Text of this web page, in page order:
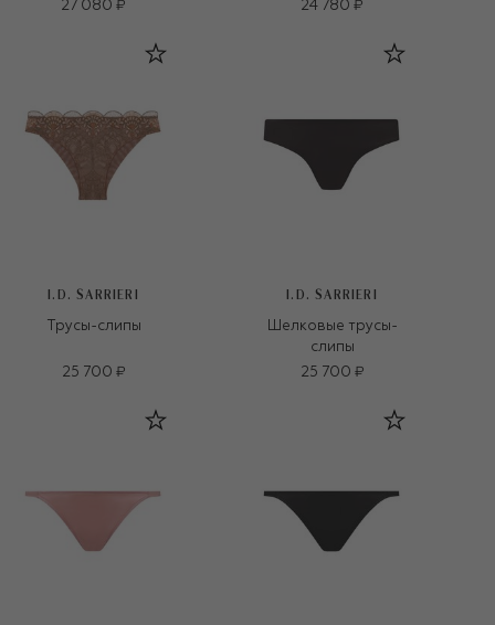
27 080 ₽ 24 780 ₽
I.D. SARRIERI
Трусы-слипы
25 700 ₽
I.D. SARRIERI
Шелковые трусы-
слипы
25 700 ₽